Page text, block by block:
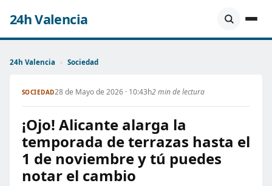
24h Valencia
24h Valencia › Sociedad
SOCIEDAD28 de Mayo de 2026 · 10:43h2 min de lectura
¡Ojo! Alicante alarga la
temporada de terrazas hasta el
1 de noviembre y tú puedes
notar el cambio